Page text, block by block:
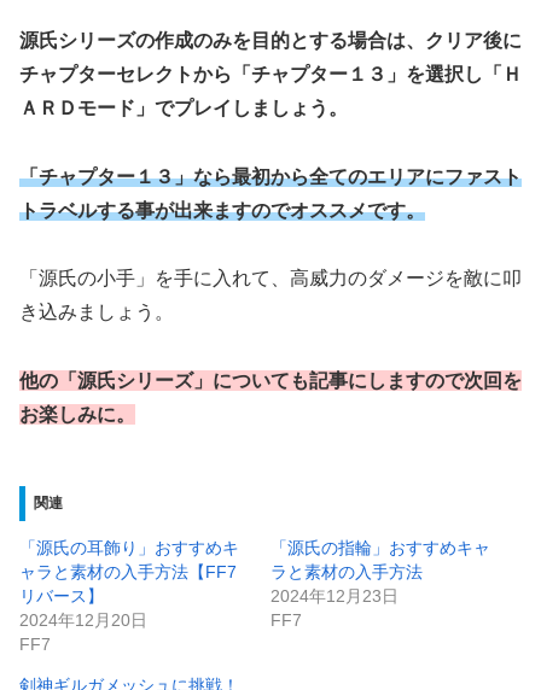
源氏シリーズの作成のみを目的とする場合は、クリア後に
チャプターセレクトから「チャプター１３」を選択し「Ｈ
ＡＲＤモード」でプレイしましょう。
「チャプター１３」なら最初から全てのエリアにファスト
トラベルする事が出来ますのでオススメです。
「源氏の小手」を手に入れて、高威力のダメージを敵に叩
き込みましょう。
他の「源氏シリーズ」についても記事にしますので次回を
お楽しみに。
関連
「源氏の耳飾り」おすすめキ
ャラと素材の入手方法【FF7
リバース】
2024年12月20日
FF7
「源氏の指輪」おすすめキャ
ラと素材の入手方法
2024年12月23日
FF7
剣神ギルガメッシュに挑戦！